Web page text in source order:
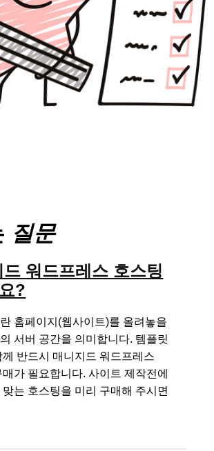
질문
드 워드프레스 호스팅
?
홈페이지(웹사이트)를 올려놓을
서버 공간을 의미합니다. 템플릿
께 반드시 매니지드 워드프레스
매가 필요합니다. 사이트 제작전에
는 호스팅을 미리 구매해 주시면